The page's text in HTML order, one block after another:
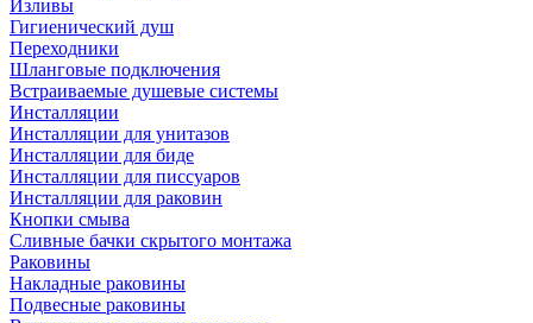
Изливы
Гигиенический душ
Переходники
Шланговые подключения
Встраиваемые душевые системы
Инсталляции
Инсталляции для унитазов
Инсталляции для биде
Инсталляции для писсуаров
Инсталляции для раковин
Кнопки смыва
Сливные бачки скрытого монтажа
Раковины
Накладные раковины
Подвесные раковины